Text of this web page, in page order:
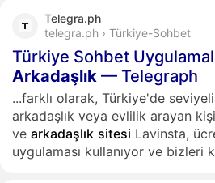
Telegra.ph
telegra.ph › Türkiye-Sohbet
Türkiye Sohbet
Arkadaşlık — Telegraph
...farklı olarak, Türkiye'de
arkadaşlık veya evlilik arayan
ve arkadaşlık sitesi Lavinsta,
uygulaması kullanıyor ve bizleri